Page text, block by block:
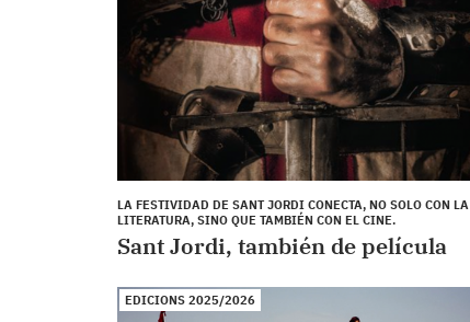
LA FESTIVIDAD DE SANT JORDI CONECTA, NO SOLO CON LA
LITERATURA, SINO QUE TAMBIÉN CON EL CINE.
Sant Jordi, también de película
EDICIONS 2025/2026